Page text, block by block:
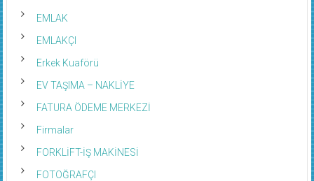
EMLAK
EMLAKÇI
Erkek Kuaförü
EV TAŞIMA – NAKLİYE
FATURA ÖDEME MERKEZİ
Firmalar
FORKLİFT-İŞ MAKİNESİ
FOTOĞRAFÇI